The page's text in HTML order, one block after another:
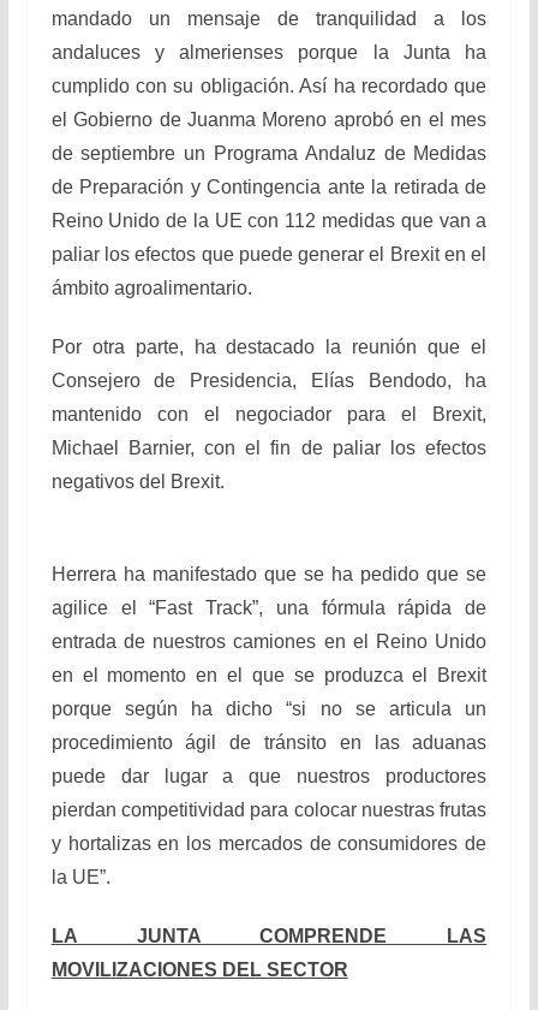
mandado un mensaje de tranquilidad a los
andaluces y almerienses porque la Junta ha
cumplido con su obligación. Así ha recordado que
el Gobierno de Juanma Moreno aprobó en el mes
de septiembre un Programa Andaluz de Medidas
de Preparación y Contingencia ante la retirada de
Reino Unido de la UE con 112 medidas que van a
paliar los efectos que puede generar el Brexit en el
ámbito agroalimentario.
Por otra parte, ha destacado la reunión que el
Consejero de Presidencia, Elías Bendodo, ha
mantenido con el negociador para el Brexit,
Michael Barnier, con el fin de paliar los efectos
negativos del Brexit.
Herrera ha manifestado que se ha pedido que se
agilice el “Fast Track”, una fórmula rápida de
entrada de nuestros camiones en el Reino Unido
en el momento en el que se produzca el Brexit
porque según ha dicho “si no se articula un
procedimiento ágil de tránsito en las aduanas
puede dar lugar a que nuestros productores
pierdan competitividad para colocar nuestras frutas
y hortalizas en los mercados de consumidores de
la UE”.
LA JUNTA COMPRENDE LAS
MOVILIZACIONES DEL SECTOR